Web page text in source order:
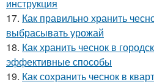
инструкция
17. Как правильно хранить
выбрасывать урожай
18. Как хранить чеснок в
эффективные способы
19. Как сохранить чеснок в